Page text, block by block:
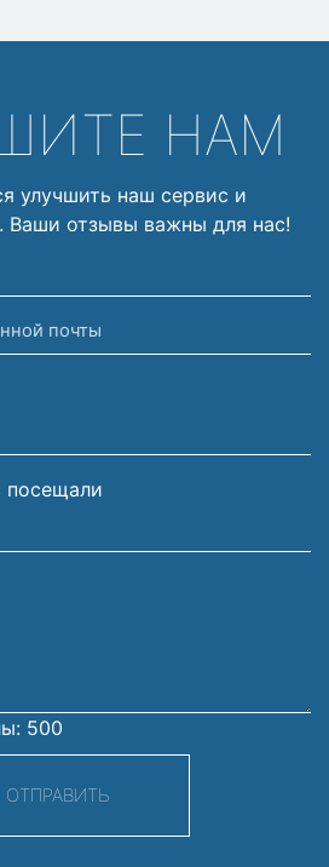
НАМ
улучшить наш сервис и
отзывы важны для нас!
посещали
500
ОТПРАВИТЬ